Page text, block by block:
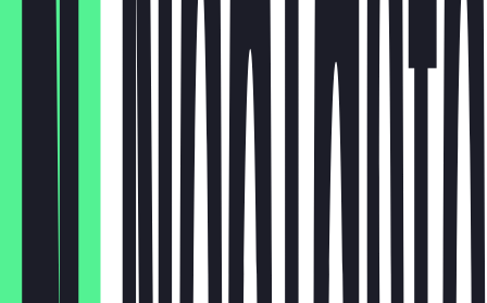
€ 2,50
Espresso
€ 3,50
Lungo
€ 2,80
Lungo
€ 3,80